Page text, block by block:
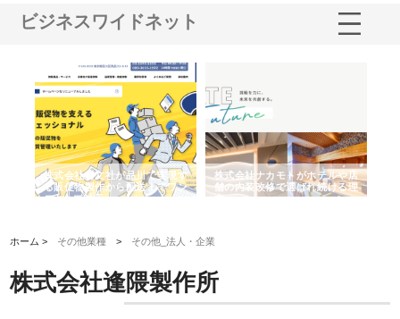
ビジネスワイドネット
株式会社耕文社が品川で実現す
る販促物製作から配送までワン
ストップ対応
株式会社ナカモトがホテルや店
舗の内装改修で選ばれ続ける理
由
ホーム > その他業種 > その他_法人・企業
株式会社逢隈製作所